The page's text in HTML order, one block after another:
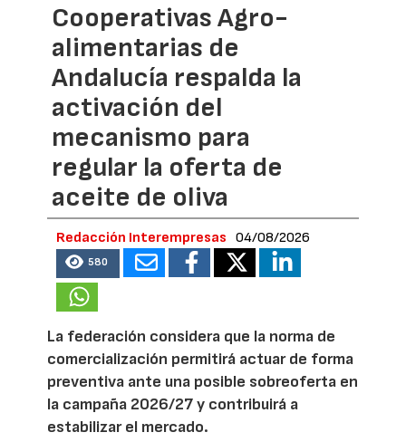
Cooperativas Agro-
alimentarias de
Andalucía respalda la
activación del
mecanismo para
regular la oferta de
aceite de oliva
Redacción Interempresas 04/08/2026
580
La federación considera que la norma de
comercialización permitirá actuar de forma
preventiva ante una posible sobreoferta en
la campaña 2026/27 y contribuirá a
estabilizar el mercado.